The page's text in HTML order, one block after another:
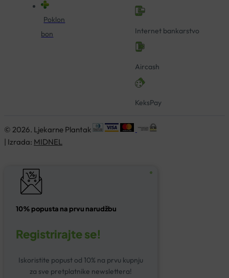
Poklon
bon
Internet bankarstvo
Aircash
KeksPay
© 2026. Ljekarne Plantak
| Izrada: MIDNEL
10% popusta na prvu narudžbu
Registrirajte se!
Iskoristite popust od 10% na prvu kupnju
za sve pretplatnike newslettera!